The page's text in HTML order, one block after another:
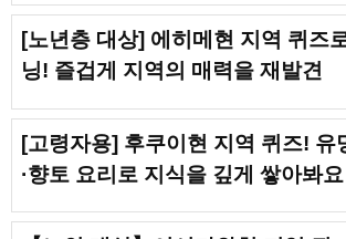
[노년층 대상] 에히메현 지역 퀴즈
닝! 즐겁게 지역의 매력을 재발견
[고령자용] 후쿠이현 지역 퀴즈! 유
·향토 요리로 지식을 깊게 쌓아봐요